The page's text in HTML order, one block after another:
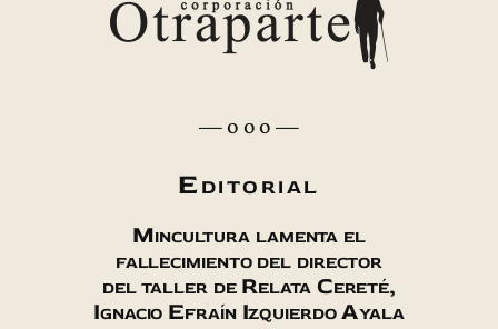
— o o o —
Editorial
Mincultura lamenta el
fallecimiento del director
del taller de Relata Cereté,
Ignacio Efraín Izquierdo Ayala